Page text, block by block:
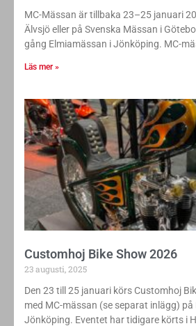
MC-Mässan är tillbaka 23–25 januari
Älvsjö eller på Svenska Mässan i
gång Elmiamässan i Jönköping. MC-
Läs mer »
Customhoj Bike Show 2026
23 augusti, 2025
Den 23 till 25 januari körs Customhoj
med MC-mässan (se separat inlägg)
Jönköping. Eventet har tidigare körts i